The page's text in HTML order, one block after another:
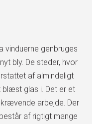
vinduerne genbruges
bly. De steder, hvor
af almindeligt
glas i. Det er et
arbejde. Der
af rigtigt mange